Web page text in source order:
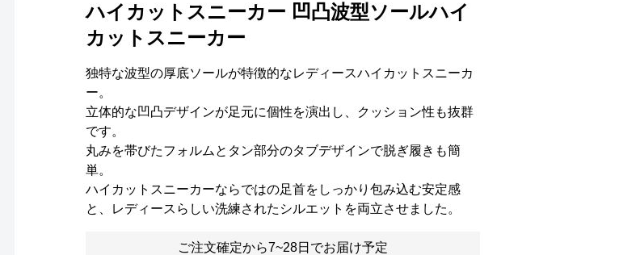
ハイカットスニーカー 凹凸波型ソールハイ
カットスニーカー
独特な波型の厚底ソールが特徴的なレディースハイカットスニーカ
ー。
立体的な凹凸デザインが足元に個性を演出し、クッション性も抜群
です。
丸みを帯びたフォルムとタン部分のタブデザインで脱ぎ履きも簡
単。
ハイカットスニーカーならではの足首をしっかり包み込む安定感
と、レディースらしい洗練されたシルエットを両立させました。
ご注文確定から7~28日でお届け予定